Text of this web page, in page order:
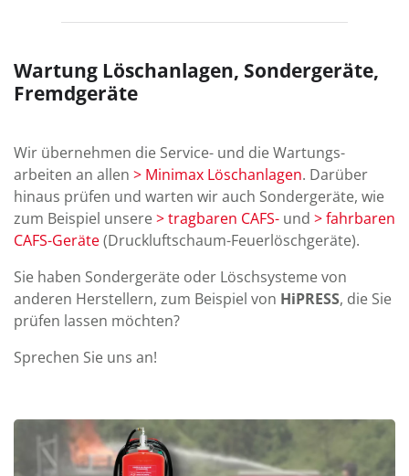
Wartung Löschanlagen, Sondergeräte,
Fremdgeräte
Wir übernehmen die Service- und die Wartungs­
arbeiten an allen > Minimax Lösch­anlagen. Darüber
hin­aus prüfen und warten wir auch Sonder­geräte, wie
zum Bei­spiel unsere> tragbaren CAFS- und > fahr­baren
CAFS-Geräte(Druck­luft­schaum-Feuer­lösch­geräte).
Sie haben Sonder­geräte oder Lösch­systeme von
anderen Her­stellern, zum Bei­spiel von HiPRESS, die Sie
prüfen lassen möchten?
Sprechen Sie uns an!